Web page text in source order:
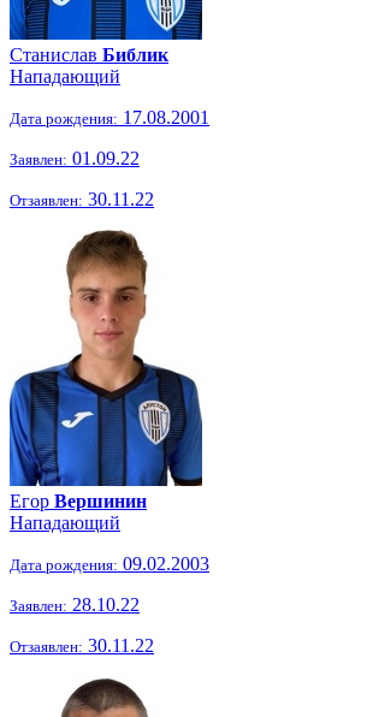
Станислав Библик
Нападающий
Дата рождения: 17.08.2001
Заявлен: 01.09.22
Отзаявлен: 30.11.22
Егор Вершинин
Нападающий
Дата рождения: 09.02.2003
Заявлен: 28.10.22
Отзаявлен: 30.11.22